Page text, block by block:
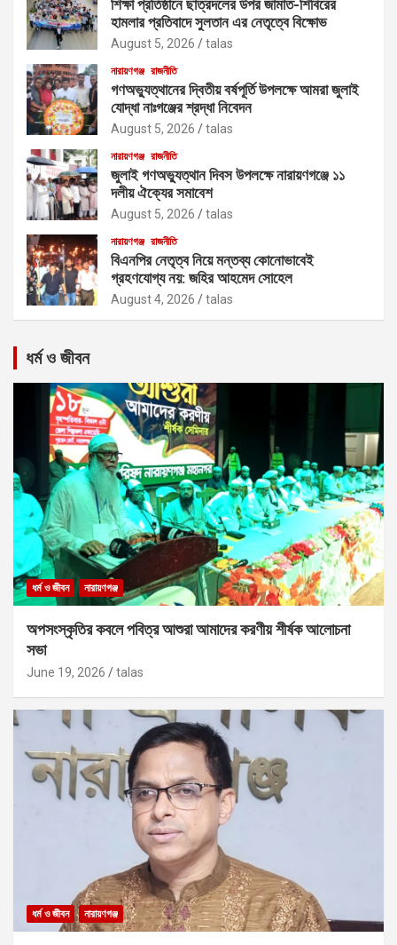
শিক্ষা প্রতিষ্ঠানে ছাত্রদলের উপর জামাত-শিবিরের
হামলার প্রতিবাদে সুলতান এর নেতৃত্বে বিক্ষোভ
August 5, 2026 talas
নারায়ণগঞ্জ রাজনীতি
গণঅভ্যুত্থানের দ্বিতীয় বর্ষপূর্তি উপলক্ষে আমরা জুলাই
যোদ্ধা নাঃগঞ্জের শ্রদ্ধা নিবেদন
August 5, 2026 talas
নারায়ণগঞ্জ রাজনীতি
জুলাই গণঅভ্যুত্থান দিবস উপলক্ষে নারায়ণগঞ্জে ১১
দলীয় ঐক্যের সমাবেশ
August 5, 2026 talas
নারায়ণগঞ্জ রাজনীতি
বিএনপির নেতৃত্ব নিয়ে মন্তব্য কোনোভাবেই
গ্রহণযোগ্য নয়: জহির আহমেদ সোহেল
August 4, 2026 talas
ধর্ম ও জীবন
ধর্ম ও জীবন নারায়ণগঞ্জ
অপসংস্কৃতির কবলে পবিত্র আশুরা আমাদের করণীয় শীর্ষক আলোচনা
সভা
June 19, 2026 talas
ধর্ম ও জীবন নারায়ণগঞ্জ